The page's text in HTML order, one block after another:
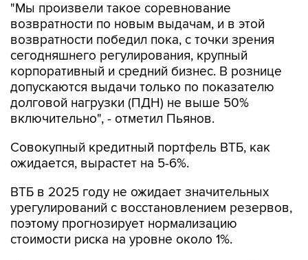
"Мы произвели такое соревнование
возвратности по новым выдачам, и в этой
возвратности победил пока, с точки зрения
сегодняшнего регулирования, крупный
корпоративный и средний бизнес. В рознице
допускаются выдачи только по показателю
долговой нагрузки (ПДН) не выше 50%
включительно", - отметил Пьянов.
Совокупный кредитный портфель ВТБ, как
ожидается, вырастет на 5-6%.
ВТБ в 2025 году не ожидает значительных
урегулирований с восстановлением резервов,
поэтому прогнозирует нормализацию
стоимости риска на уровне около 1%.